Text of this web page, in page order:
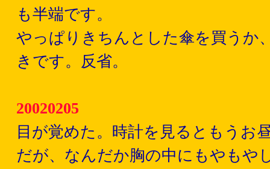
も半端です。
やっぱりきちんとした傘を買うか
きです。反省。
20020205
目が覚めた。時計を見るともう
だが、なんだか胸の中にもやもや